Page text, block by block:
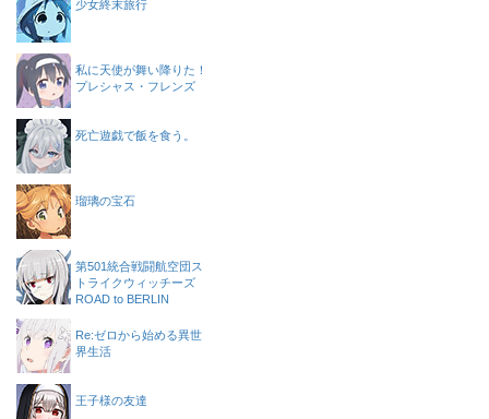
少女終末旅行
私に天使が舞い降りた！
プレシャス・フレンズ
死亡遊戯で飯を食う。
瑠璃の宝石
第501統合戦闘航空団ス
トライクウィッチーズ
ROAD to BERLIN
Re:ゼロから始める異世
界生活
王子様の友達